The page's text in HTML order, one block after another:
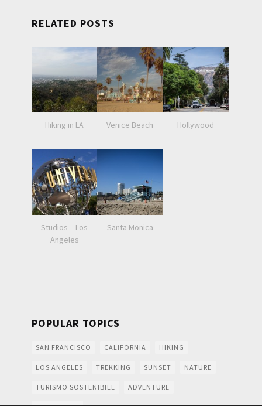
RELATED POSTS
Hiking in LA Venice Beach Hollywood
Studios – Los
Angeles
Santa Monica
POPULAR TOPICS
SAN FRANCISCO CALIFORNIA HIKING
LOS ANGELES TREKKING SUNSET NATURE
TURISMO SOSTENIBILE ADVENTURE